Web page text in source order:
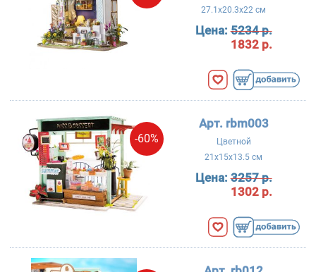
27.1x20.3x22 см
Цена:5234 р.
1832 р.
-60%
Арт. rbm003
Цветной
21x15x13.5 см
Цена:3257 р.
1302 р.